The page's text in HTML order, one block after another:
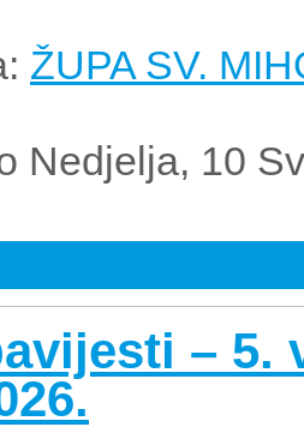
ŽUPA SV.
Nedjelja, 10
– 5.